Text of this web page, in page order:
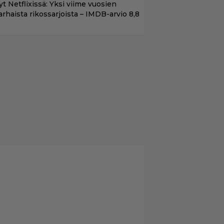
Netflixissä: Yksi viime vuosien
rikossarjoista – IMDB-arvio 8,8